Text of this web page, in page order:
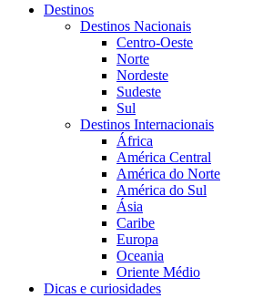
Destinos
Destinos Nacionais
Centro-Oeste
Norte
Nordeste
Sudeste
Sul
Destinos Internacionais
África
América Central
América do Norte
América do Sul
Ásia
Caribe
Europa
Oceania
Oriente Médio
Dicas e curiosidades